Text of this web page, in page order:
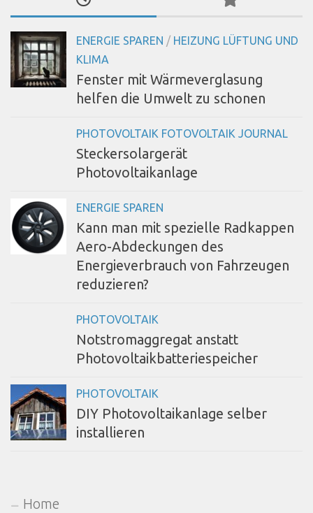
ENERGIE SPAREN / HEIZUNG LÜFTUNG UND
KLIMA
Fenster mit Wärmeverglasung
helfen die Umwelt zu schonen
PHOTOVOLTAIK FOTOVOLTAIK JOURNAL
Steckersolargerät
Photovoltaikanlage
ENERGIE SPAREN
Kann man mit spezielle Radkappen
Aero-Abdeckungen des
Energieverbrauch von Fahrzeugen
reduzieren?
PHOTOVOLTAIK
Notstromaggregat anstatt
Photovoltaikbatteriespeicher
PHOTOVOLTAIK
DIY Photovoltaikanlage selber
installieren
Home